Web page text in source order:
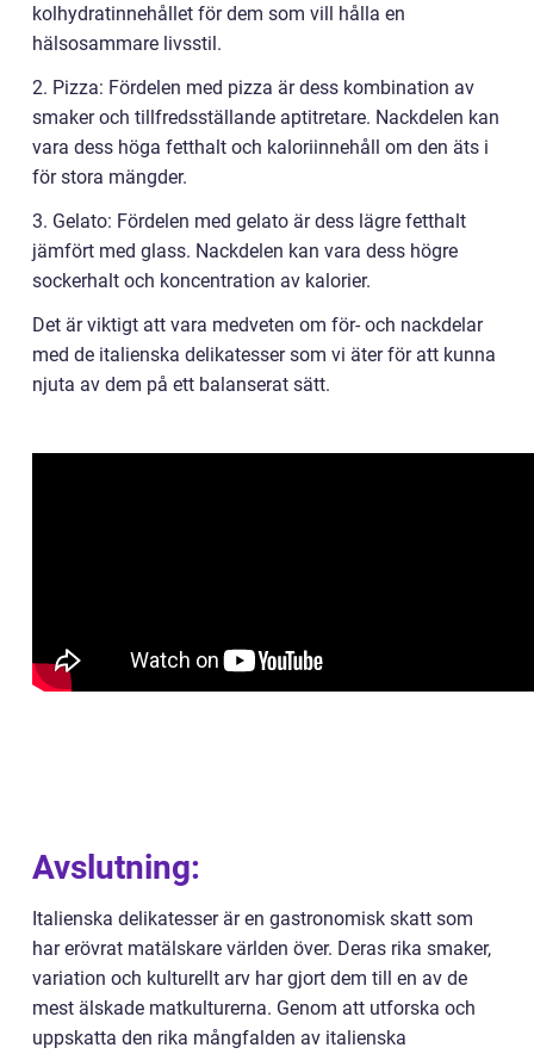
kolhydratinnehållet för dem som vill hålla en
hälsosammare livsstil.
2. Pizza: Fördelen med pizza är dess kombination av
smaker och tillfredsställande aptitretare. Nackdelen kan
vara dess höga fetthalt och kaloriinnehåll om den äts i
för stora mängder.
3. Gelato: Fördelen med gelato är dess lägre fetthalt
jämfört med glass. Nackdelen kan vara dess högre
sockerhalt och koncentration av kalorier.
Det är viktigt att vara medveten om för- och nackdelar
med de italienska delikatesser som vi äter för att kunna
njuta av dem på ett balanserat sätt.
Avslutning:
Italienska delikatesser är en gastronomisk skatt som
har erövrat matälskare världen över. Deras rika smaker,
variation och kulturellt arv har gjort dem till en av de
mest älskade matkulturerna. Genom att utforska och
uppskatta den rika mångfalden av italienska